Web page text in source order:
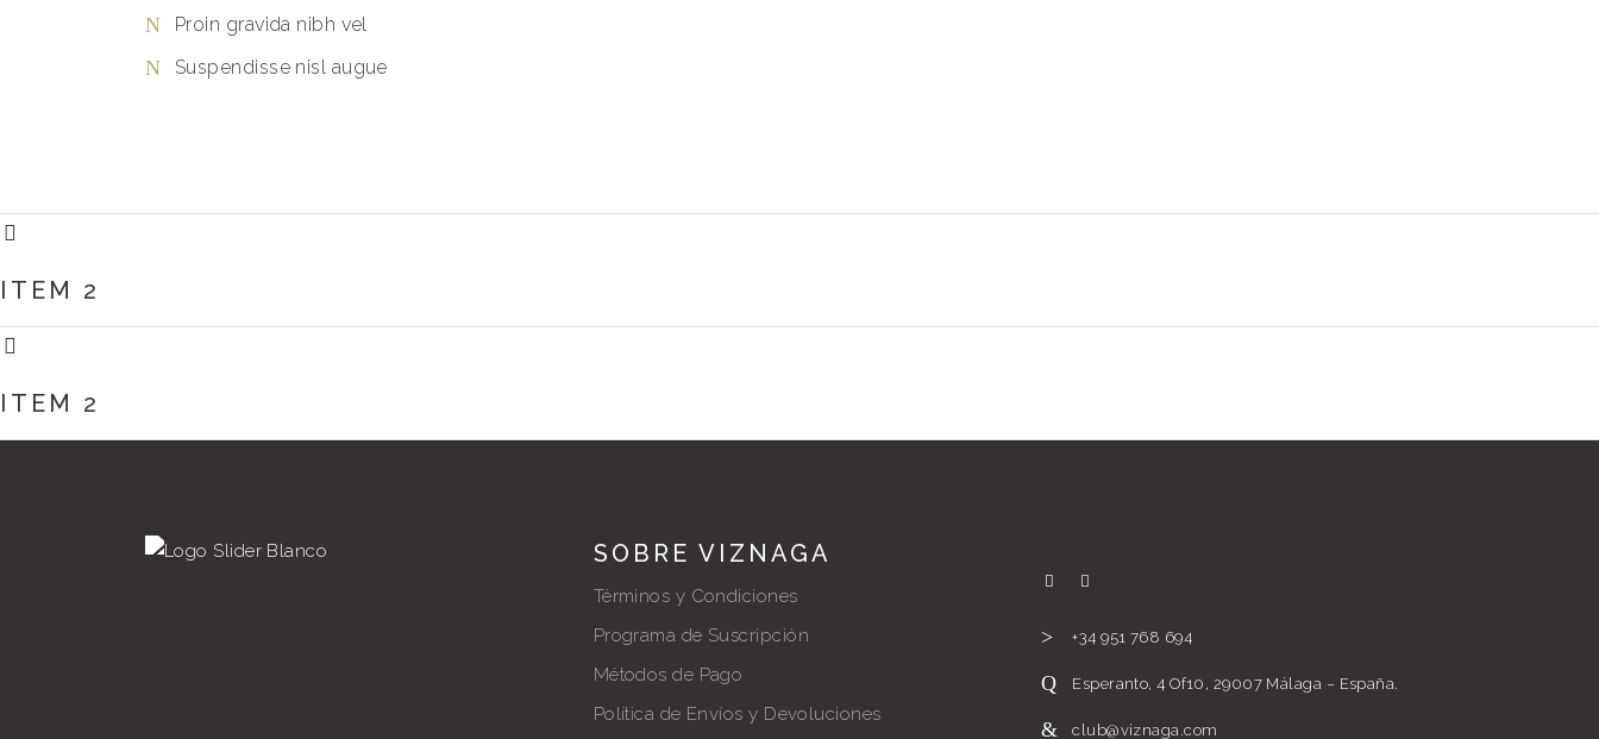
Proin gravida nibh vel
Suspendisse nisl augue
ITEM 2
ITEM 2
SOBRE VIZNAGA
Términos y Condiciones
Programa de Suscripción
Métodos de Pago
Política de Envíos y Devoluciones
+34 951 768 694
Esperanto, 4 Of10, 29007 Málaga – España.
club@viznaga.com